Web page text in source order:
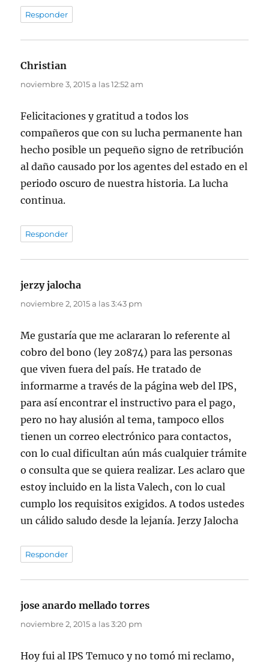
Responder
Christian
noviembre 3, 2015 a las 12:52 am
Felicitaciones y gratitud a todos los
compañeros que con su lucha permanente han
hecho posible un pequeño signo de retribución
al daño causado por los agentes del estado en el
periodo oscuro de nuestra historia. La lucha
continua.
Responder
jerzy jalocha
noviembre 2, 2015 a las 3:43 pm
Me gustaría que me aclararan lo referente al
cobro del bono (ley 20874) para las personas
que viven fuera del país. He tratado de
informarme a través de la página web del IPS,
para así encontrar el instructivo para el pago,
pero no hay alusión al tema, tampoco ellos
tienen un correo electrónico para contactos,
con lo cual dificultan aún más cualquier trámite
o consulta que se quiera realizar. Les aclaro que
estoy incluido en la lista Valech, con lo cual
cumplo los requisitos exigidos. A todos ustedes
un cálido saludo desde la lejanía. Jerzy Jalocha
Responder
jose anardo mellado torres
noviembre 2, 2015 a las 3:20 pm
Hoy fui al IPS Temuco y no tomó mi reclamo,